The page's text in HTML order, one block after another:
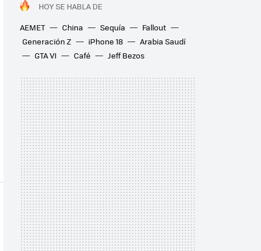
HOY SE HABLA DE
AEMET
China Sequía
Fallout
Generación Z
iPhone 18
Arabia Saudí
GTA VI
Café Jeff Bezos